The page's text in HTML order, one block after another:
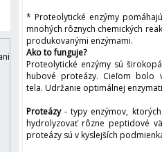
* Proteolytické enzýmy
mnohých rôznych chemických
produkovanými enzýmami.
Ako to funguje?
Proteolytické enzýmy sú
hubové proteázy. Cieľom bolo
tela. Udržanie optimálnej
Proteázy- typy enzýmov,
hydrolyzovať rôzne peptidové
proteázy sú v kyslejších